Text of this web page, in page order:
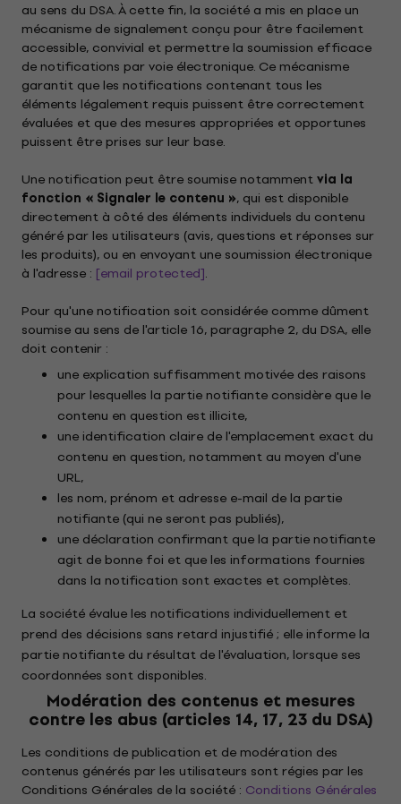
au sens du DSA. À cette fin, la société a mis en place un
mécanisme de signalement conçu pour être facilement
accessible, convivial et permettre la soumission efficace
de notifications par voie électronique. Ce mécanisme
garantit que les notifications contenant tous les
éléments légalement requis puissent être correctement
évaluées et que des mesures appropriées et opportunes
puissent être prises sur leur base.
Une notification peut être soumise notammentvia la
fonction « Signaler le contenu », qui est disponible
directement à côté des éléments individuels du contenu
généré par les utilisateurs (avis, questions et réponses sur
les produits), ou en envoyant une soumission électronique
à l'adresse : [email protected].
Pour qu'une notification soit considérée comme dûment
soumise au sens de l'article 16, paragraphe 2, du DSA, elle
doit contenir :
une explication suffisamment motivée des raisons
pour lesquelles la partie notifiante considère que le
contenu en question est illicite,
une identification claire de l'emplacement exact du
contenu en question, notamment au moyen d'une
URL,
les nom, prénom et adresse e-mail de la partie
notifiante (qui ne seront pas publiés),
une déclaration confirmant que la partie notifiante
agit de bonne foi et que les informations fournies
dans la notification sont exactes et complètes.
La société évalue les notifications individuellement et
prend des décisions sans retard injustifié ; elle informe la
partie notifiante du résultat de l'évaluation, lorsque ses
coordonnées sont disponibles.
Modération des contenus et mesures
contre les abus (articles 14, 17, 23 du DSA)
Les conditions de publication et de modération des
contenus générés par les utilisateurs sont régies par les
Conditions Générales de la société : Conditions Générales